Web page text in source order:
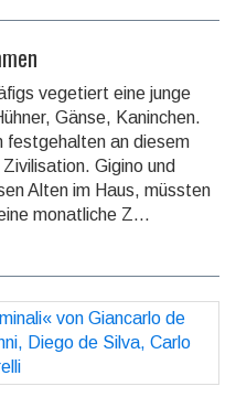
vegetiert eine junge
Gänse, Kaninchen.
fest­ge­hal­ten an diesem
Gigino und
Alten im Haus, müssten
monatliche Z...